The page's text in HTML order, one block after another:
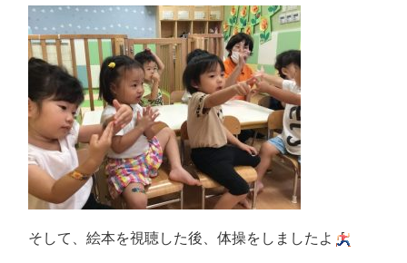
そして、絵本を視聴した後、体操をしましたよ